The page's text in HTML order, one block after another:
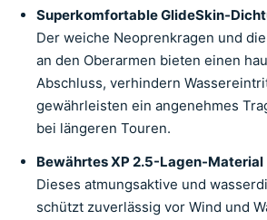
Superkomfortable GlideSkin-
Der weiche Neoprenkragen und
an den Oberarmen bieten einen
Abschluss, verhindern
gewährleisten ein angenehmes
bei längeren Touren.
Bewährtes XP 2.5-Lagen-Material
Dieses atmungsaktive und
schützt zuverlässig vor Wind und